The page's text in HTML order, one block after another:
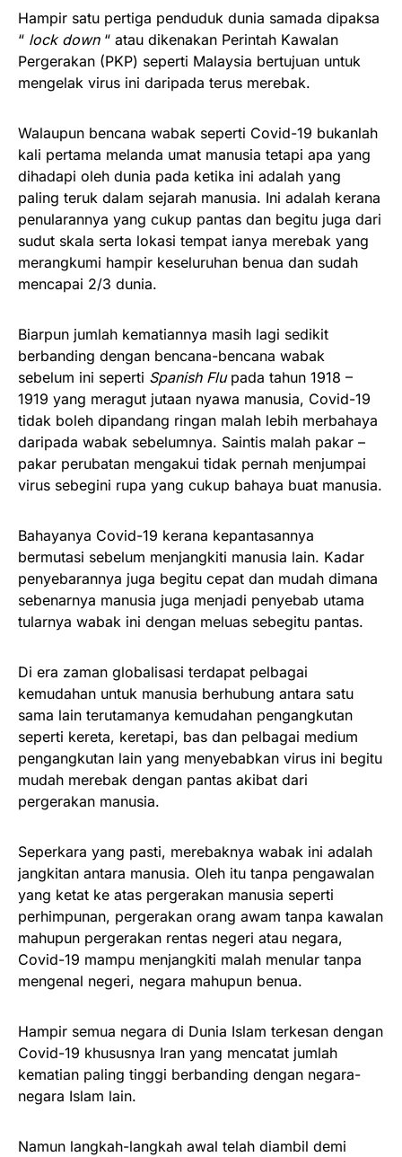
Hampir satu pertiga penduduk dunia samada dipaksa
“ lock down “ atau dikenakan Perintah Kawalan
Pergerakan (PKP) seperti Malaysia bertujuan untuk
mengelak virus ini daripada terus merebak.
Walaupun bencana wabak seperti Covid-19 bukanlah
kali pertama melanda umat manusia tetapi apa yang
dihadapi oleh dunia pada ketika ini adalah yang
paling teruk dalam sejarah manusia. Ini adalah kerana
penularannya yang cukup pantas dan begitu juga dari
sudut skala serta lokasi tempat ianya merebak yang
merangkumi hampir keseluruhan benua dan sudah
mencapai 2/3 dunia.
Biarpun jumlah kematiannya masih lagi sedikit
berbanding dengan bencana-bencana wabak
sebelum ini seperti Spanish Flu pada tahun 1918 –
1919 yang meragut jutaan nyawa manusia, Covid-19
tidak boleh dipandang ringan malah lebih merbahaya
daripada wabak sebelumnya. Saintis malah pakar –
pakar perubatan mengakui tidak pernah menjumpai
virus sebegini rupa yang cukup bahaya buat manusia.
Bahayanya Covid-19 kerana kepantasannya
bermutasi sebelum menjangkiti manusia lain. Kadar
penyebarannya juga begitu cepat dan mudah dimana
sebenarnya manusia juga menjadi penyebab utama
tularnya wabak ini dengan meluas sebegitu pantas.
Di era zaman globalisasi terdapat pelbagai
kemudahan untuk manusia berhubung antara satu
sama lain terutamanya kemudahan pengangkutan
seperti kereta, keretapi, bas dan pelbagai medium
pengangkutan lain yang menyebabkan virus ini begitu
mudah merebak dengan pantas akibat dari
pergerakan manusia.
Seperkara yang pasti, merebaknya wabak ini adalah
jangkitan antara manusia. Oleh itu tanpa pengawalan
yang ketat ke atas pergerakan manusia seperti
perhimpunan, pergerakan orang awam tanpa kawalan
mahupun pergerakan rentas negeri atau negara,
Covid-19 mampu menjangkiti malah menular tanpa
mengenal negeri, negara mahupun benua.
Hampir semua negara di Dunia Islam terkesan dengan
Covid-19 khususnya Iran yang mencatat jumlah
kematian paling tinggi berbanding dengan negara-
negara Islam lain.
Namun langkah-langkah awal telah diambil demi